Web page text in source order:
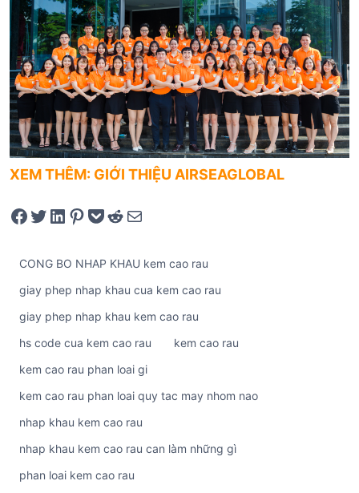
XEM THÊM: GIỚI THIỆU AIRSEAGLOBAL
Share on Facebook Tweet on Twitter Share on LinkedIn Pin on Pinterest Save to pocket Share on Reddit Share via Email
CONG BO NHAP KHAU kem cao rau
giay phep nhap khau cua kem cao rau
giay phep nhap khau kem cao rau
hs code cua kem cao rau
kem cao rau
kem cao rau phan loai gi
kem cao rau phan loai quy tac may nhom nao
nhap khau kem cao rau
nhap khau kem cao rau can làm những gì
phan loai kem cao rau